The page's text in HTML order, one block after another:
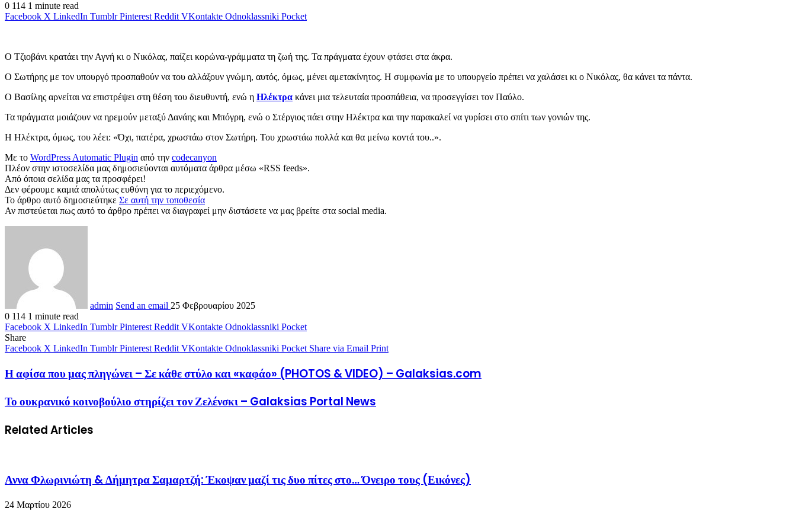
0 114 1 minute read
Facebook X LinkedIn Tumblr Pinterest Reddit VKontakte Odnoklassniki Pocket
Ο Τζιοβάνι κρατάει την Αγνή κι ο Νικόλας, παίζει κορώνα-γράμματα τη ζωή της. Τα πράγματα έχουν φτάσει στα άκρα.
Ο Σωτήρης με τον υπουργό προσπαθούν να του αλλάξουν γνώμη, αυτός, όμως, μένει αμετακίνητος. Η συμφωνία με το υπουργείο πρέπει να χαλάσει κι ο Νικόλας, θα κάνει τα πάντα.
Ο Βασίλης αρνείται να επιστρέψει στη θέση του διευθυντή, ενώ η Ηλέκτρα κάνει μια τελευταία προσπάθεια, να προσεγγίσει τον Παύλο.
Τα πράγματα μοιάζουν να ηρεμούν μεταξύ Δανάης και Μπόγρη, ενώ ο Στέργιος πάει στην Ηλέκτρα και την παρακαλεί να γυρίσει στο σπίτι των γονιών της.
Η Ηλέκτρα, όμως, του λέει: «Όχι, πατέρα, χρωστάω στον Σωτήρη. Του χρωστάω πολλά και θα μείνω κοντά του..».
Με το WordPress Automatic Plugin από την codecanyon
Πλέον στην ιστοσελίδα μας δημοσιεύονται αυτόματα άρθρα μέσω «RSS feeds».
Από όποια σελίδα μας τα προσφέρει!
Δεν φέρουμε καμιά απολύτως ευθύνη για το περιεχόμενο.
Το άρθρο αυτό δημοσιεύτηκε Σε αυτή την τοποθεσία
Αν πιστεύεται πως αυτό το άρθρο πρέπει να διαγραφεί μην διστάσετε να μας βρείτε στα social media.
admin Send an email 25 Φεβρουαρίου 2025
0 114 1 minute read
Facebook X LinkedIn Tumblr Pinterest Reddit VKontakte Odnoklassniki Pocket
Share
Facebook X LinkedIn Tumblr Pinterest Reddit VKontakte Odnoklassniki Pocket Share via Email Print
Η αφίσα που μας πληγώνει – Σε κάθε στύλο και «καφάο» (PHOTOS & VIDEO) – Galaksias.com
Το ουκρανικό κοινοβούλιο στηρίζει τον Ζελένσκι – Galaksias Portal News
Related Articles
Αννα Φλωρινιώτη & Δήμητρα Σαμαρτζή: Έκοψαν μαζί τις δυο πίτες στο… Όνειρο τους (Εικόνες)
24 Μαρτίου 2026